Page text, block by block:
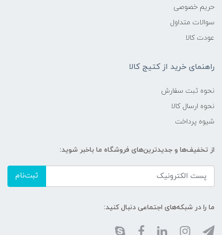
حریم خصوصی
سوالات متداول
عودت کالا
راهنمای خرید از کتیج کالا
نحوه ثبت سفارش
نحوه ارسال کالا
شیوه پرداخت
از تخفیف‌ها و جدیدترین‌های فروشگاه ما باخبر شوید:
ثبت‌نام
ما را در شبکه‌های اجتماعی دنبال کنید: